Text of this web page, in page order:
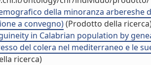
della minoranza arbereshe
a convegno)(Prodotto della
in Calabrian population by
del colera nel mediterraneo e le
ricerca)